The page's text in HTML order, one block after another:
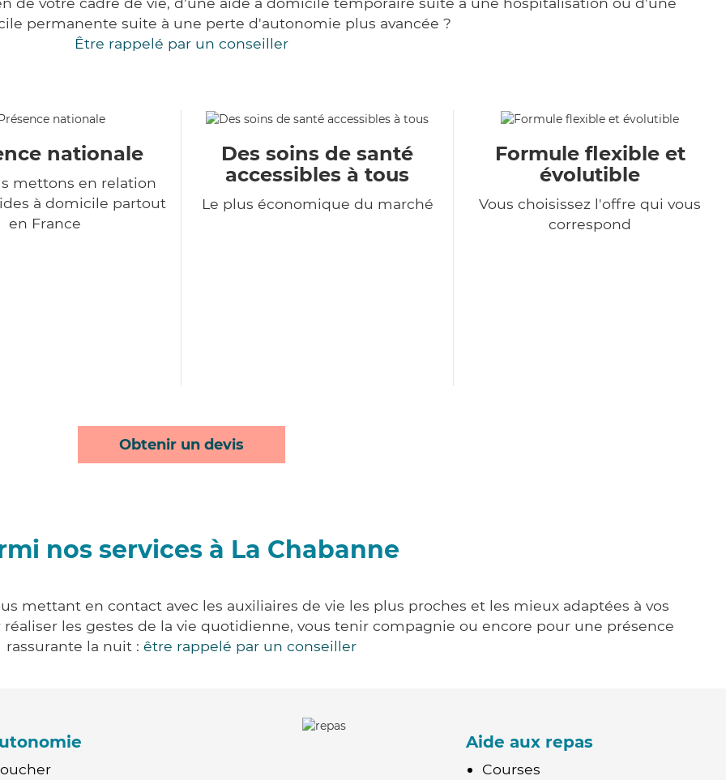
permanente suite à une perte d'autonomie plus avancée ?
Être rappelé par un conseiller
nationale
mettons en relation
à domicile partout
en France
Des soins de santé
accessibles à tous
Le plus économique du marché
Formule flexible et
évolutible
Vous choisissez l'offre qui vous
correspond
Obtenir un devis
nos services à La Chabanne
mettant en contact avec les auxiliaires de vie les plus proches et les mieux adaptées à vos
les gestes de la vie quotidienne, vous tenir compagnie ou encore pour une présence
rassurante la nuit : être rappelé par un conseiller
Aide aux repas
Courses